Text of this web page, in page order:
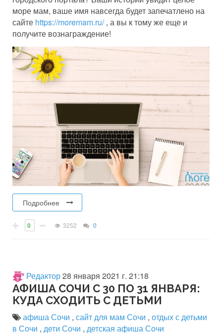
море мам, ваше имя навсегда будет запечатлено на
сайте https://moremam.ru/, а вы к тому же еще и
получите вознаграждение!
Подробнее
0 3252 0
Редактор28 января 2021 г. 21:18
АФИША СОЧИ С 30 ПО 31 ЯНВАРЯ:
КУДА СХОДИТЬ С ДЕТЬМИ
афиша Сочи , сайт для мам Сочи , отдых с детьми
в Сочи , дети Сочи , детская афиша Сочи